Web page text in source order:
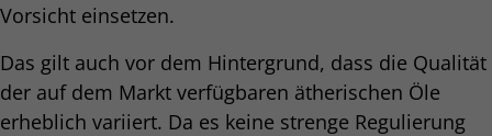
Vorsicht einsetzen.
Das gilt auch vor dem Hintergrund, dass die Qualität
der auf dem Markt verfügbaren ätherischen Öle
erheblich variiert. Da es keine strenge Regulierung